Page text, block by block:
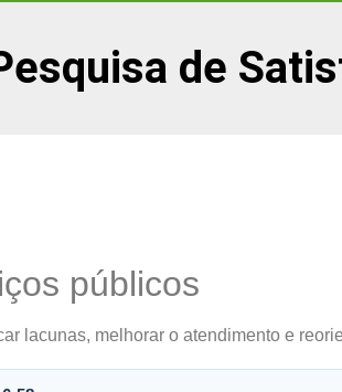
de
públicos
lacunas, melhorar o atendimento e